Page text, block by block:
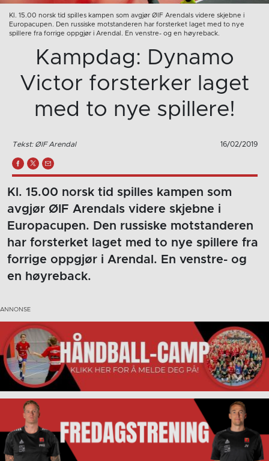
Kl. 15.00 norsk tid spilles kampen som avgjør ØIF Arendals videre skjebne i
Europacupen. Den russiske motstanderen har forsterket laget med to nye
spillere fra forrige oppgjør i Arendal. En venstre- og en høyreback.
Kampdag: Dynamo
Victor forsterker laget
med to nye spillere!
Tekst: ØIF Arendal 16/02/2019
Kl. 15.00 norsk tid spilles kampen som
avgjør ØIF Arendals videre skjebne i
Europacupen. Den russiske motstanderen
har forsterket laget med to nye spillere fra
forrige oppgjør i Arendal. En venstre- og
en høyreback.